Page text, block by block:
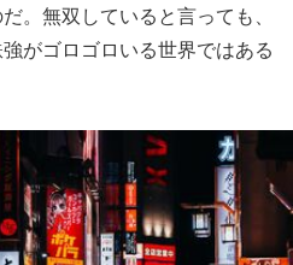
。無双していると言っても、
がゴロゴロいる世界ではある